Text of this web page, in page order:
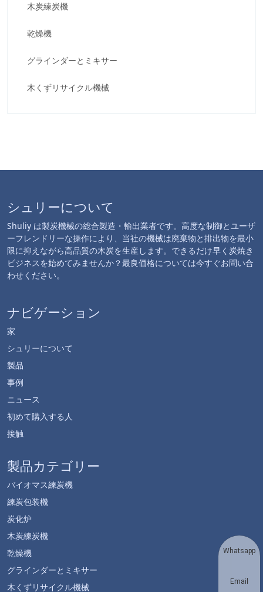
木炭練炭機
乾燥機
グラインダーとミキサー
木くずリサイクル機械
シュリーについて
Shuliy は製炭機械の総合製造・輸出業者です。高度な制御とユーザ
ーフレンドリーな操作により、当社の機械は廃棄物と排出物を最小
限に抑えながら高品質の木炭を生産します。できるだけ早く炭焼き
ビジネスを始めてみませんか？最良価格については今すぐお問い合
わせください。
ナビゲーション
家
シュリーについて
製品
事例
ニュース
初めて購入する人
接触
製品カテゴリー
バイオマス練炭機
練炭包装機
炭化炉
木炭練炭機
乾燥機
グラインダーとミキサー
木くずリサイクル機械
Whatsapp
Email